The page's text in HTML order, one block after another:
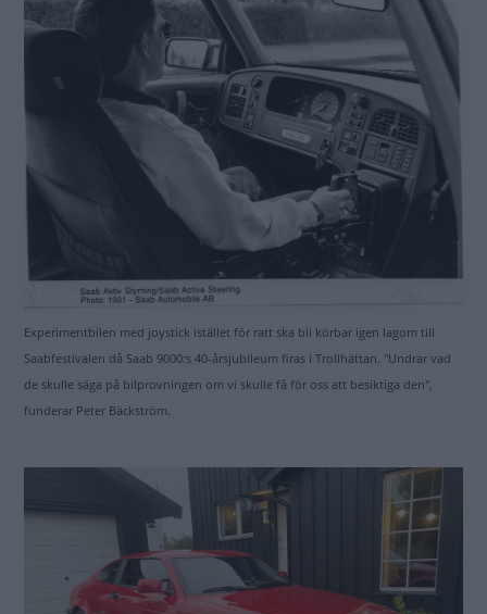
Experimentbilen med joystick istället för ratt ska bli körbar igen lagom till
Saabfestivalen då Saab 9000:s 40-årsjubileum firas i Trollhättan. "Undrar vad
de skulle säga på bilprovningen om vi skulle få för oss att besiktiga den",
funderar Peter Bäckström.